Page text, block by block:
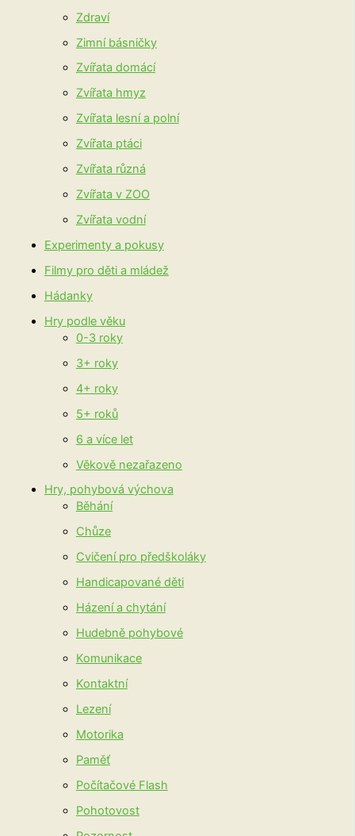
Zdraví
Zimní básničky
Zvířata domácí
Zvířata hmyz
Zvířata lesní a polní
Zvířata ptáci
Zvířata různá
Zvířata v ZOO
Zvířata vodní
Experimenty a pokusy
Filmy pro děti a mládež
Hádanky
Hry podle věku
0-3 roky
3+ roky
4+ roky
5+ roků
6 a více let
Věkově nezařazeno
Hry, pohybová výchova
Běhání
Chůze
Cvičení pro předškoláky
Handicapované děti
Házení a chytání
Hudebně pohybové
Komunikace
Kontaktní
Lezení
Motorika
Paměť
Počítačové Flash
Pohotovost